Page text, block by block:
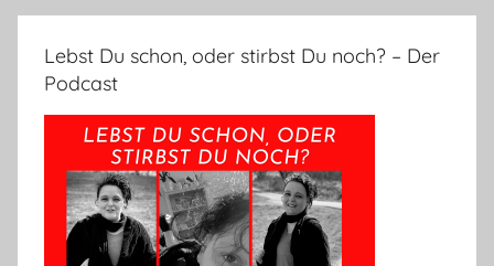
Lebst Du schon, oder stirbst Du noch? – Der
Podcast